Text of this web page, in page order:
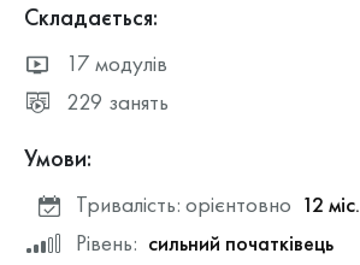
Складається:
17 модулів
229 занять
Умови:
Тривалість: орієнтовно 12 міс.
Рівень: сильний початківець